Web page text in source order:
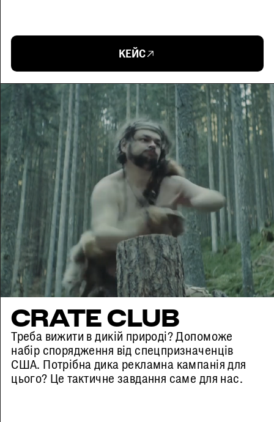
КЕЙС
CRATE CLUB
Треба вижити в дикій природі? Допоможе
набір спорядження від спецпризначенців
США. Потрібна дика рекламна кампанія для
цього? Це тактичне завдання саме для нас.